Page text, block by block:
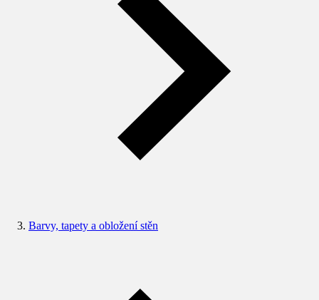
Barvy, tapety a obložení stěn